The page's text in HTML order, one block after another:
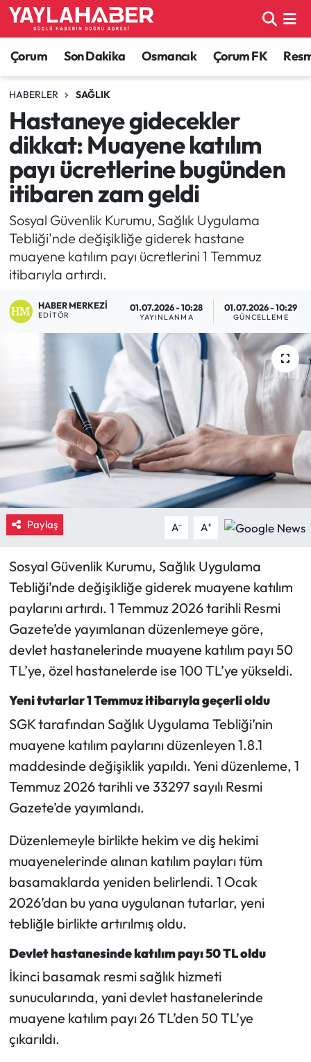
Çorum Son Dakika Osmancık Çorum FK
HABERLER SAĞLIK
Hastaneye gidecekler
dikkat: Muayene katılım
payı ücretlerine bugünden
itibaren zam geldi
Sosyal Güvenlik Kurumu, Sağlık Uygulama
Tebliği'nde değişikliğe giderek hastane
muayene katılım payı ücretlerini 1 Temmuz
itibarıyla artırdı.
HABER MERKEZI
EDITÖR
01.07.2026 - 10:28
YAYINLANMA
01.07.2026 - 10:29
GÜNCELLEME
Paylaş A- A+
Sosyal Güvenlik Kurumu, Sağlık Uygulama
Tebliği’nde değişikliğe giderek muayene katılım
paylarını artırdı. 1 Temmuz 2026 tarihli Resmi
Gazete’de yayımlanan düzenlemeye göre,
devlet hastanelerinde muayene katılım payı 50
TL’ye, özel hastanelerde ise 100 TL’ye yükseldi.
Yeni tutarlar 1 Temmuz itibarıyla geçerli oldu
SGK tarafından Sağlık Uygulama Tebliği’nin
muayene katılım paylarını düzenleyen 1.8.1
maddesinde değişiklik yapıldı. Yeni düzenleme, 1
Temmuz 2026 tarihli ve 33297 sayılı Resmi
Gazete’de yayımlandı.
Düzenlemeyle birlikte hekim ve diş hekimi
muayenelerinde alınan katılım payları tüm
basamaklarda yeniden belirlendi. 1 Ocak
2026’dan bu yana uygulanan tutarlar, yeni
tebliğle birlikte artırılmış oldu.
Devlet hastanesinde katılım payı 50 TL oldu
İkinci basamak resmi sağlık hizmeti
sunucularında, yani devlet hastanelerinde
muayene katılım payı 26 TL’den 50 TL’ye
çıkarıldı.
Alaca Haberleri
Bayat Haberleri
Bilgi - Keşfet Haberleri
Bilim ve Teknoloji
Boğazkale Haberleri
Çorum Haberleri
Çorum Son Dakika Haberleri
Dodurga Haberleri
Eğitim
Güncel
İskilip Haberleri
Kargı Haberleri
Kimdir?
Laçin Haberleri
Mecitözü Haberleri
Ortaköy Haberleri
Osmancık Haberleri
Otomotiv
Resmi İlan
Resmi Reklam
Sağlık
Spor
Sungurlu Haberleri
Turizm
Çorum Nöbetçi Eczaneler
Çorum Hava Durumu
Çorum Namaz Vakitleri
Çorum Trafik Yoğunluk Haritası
TFF 1.Lig Puan Durumu ve Fikstür
Tüm Manşetler
Son Dakika Haberleri
Haber Arşivi